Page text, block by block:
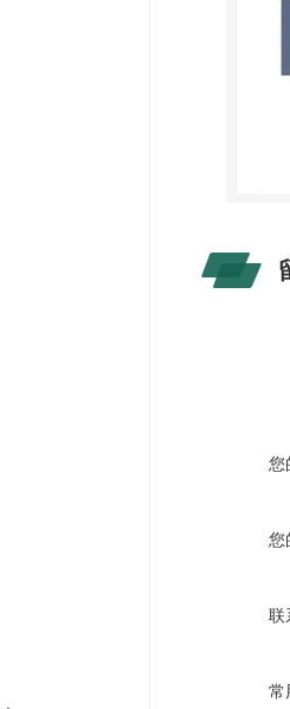
您
您
联
常